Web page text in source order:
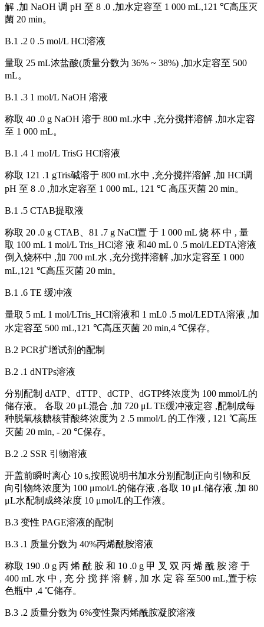
解 ,加 NaOH 调 pH 至 8 .0 ,加水定容至 1 000 mL,121 ℃高压灭
菌 20 min。
B.1 .2 0 .5 mol/L HCl溶液
量取 25 mL浓盐酸(质量分数为 36% ~ 38%) ,加水定容至 500
mL。
B.1 .3 1 mol/L NaOH 溶液
称取 40 .0 g NaOH 溶于 800 mL水中 ,充分搅拌溶解 ,加水定容
至 1 000 mL。
B.1 .4 1 moI/L TrisG HCl溶液
称取 121 .1 gTris碱溶于 800 mL水中 ,充分搅拌溶解 ,加 HCl调
pH 至 8 .0 ,加水定容至 1 000 mL, 121 ℃ 高压灭菌 20 min。
B.1 .5 CTAB提取液
称取 20 .0 g CTAB、81 .7 g NaCl置 于 1 000 mL 烧 杯 中 , 量
取 100 mL 1 mol/L Tris_HCl溶 液 和40 mL 0 .5 mol/LEDTA溶液
倒入烧杯中 ,加 700 mL水 ,充分搅拌溶解 ,加水定容至 1 000
mL,121 ℃高压灭菌 20 min。
B.1 .6 TE 缓冲液
量取 5 mL 1 mol/LTris_HCl溶液和 1 mL0 .5 mol/LEDTA溶液 ,加
水定容至 500 mL,121 ℃高压灭菌 20 min,4 ℃保存。
B.2 PCR扩增试剂的配制
B.2 .1 dNTPs溶液
分别配制 dATP、dTTP、dCTP、dGTP终浓度为 100 mmol/L的
储存液。 各取 20 μL混合 ,加 720 μL TE缓冲液定容 ,配制成每
种脱氧核糖核苷酸终浓度为 2 .5 mmol/L 的工作液 , 121 ℃高压
灭菌 20 min, - 20 ℃保存。
B.2 .2 SSR 引物溶液
开盖前瞬时离心 10 s,按照说明书加水分别配制正向引物和反
向引物终浓度为 100 μmol/L的储存液 ,各取 10 μL储存液 ,加 80
μL水配制成终浓度 10 μmol/L的工作液。
B.3 变性 PAGE溶液的配制
B.3 .1 质量分数为 40%丙烯酰胺溶液
称取 190 .0 g 丙 烯 酰 胺 和 10 .0 g 甲 叉 双 丙 烯 酰 胺 溶 于
400 mL 水 中 , 充 分 搅 拌 溶 解 , 加 水 定 容 至500 mL,置于棕
色瓶中 ,4 ℃储存。
B.3 .2 质量分数为 6%变性聚丙烯酰胺凝胶溶液